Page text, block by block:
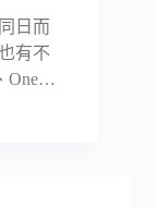
日而
有不
One…